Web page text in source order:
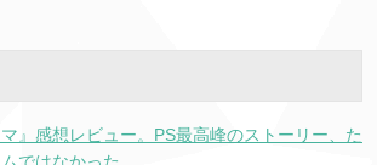
マ』感想レビュー。PS最高峰のストーリー、た